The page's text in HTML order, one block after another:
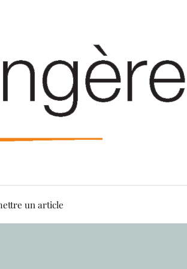
un article